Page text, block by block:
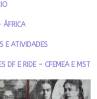
ÁFRICA
E ATIVIDADES
DF E RIDE - CFEMEA E MST